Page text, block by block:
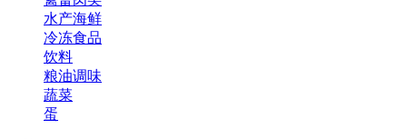
水产海鲜
冷冻食品
饮料
粮油调味
蔬菜
蛋